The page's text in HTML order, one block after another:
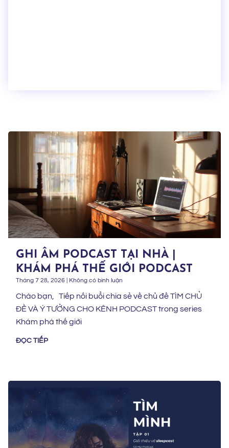
GHI ÂM PODCAST TẠI NHÀ |
KHÁM PHÁ THẾ GIỚI PODCAST
Tháng 7 28, 2026 Không có bình luận
Chào bạn, Tiếp nối buổi chia sẻ về chủ đề TÌM CHỦ
ĐỀ VÀ Ý TƯỞNG CHO KÊNH PODCAST trong series
Khám phá thế giới
ĐỌC TIẾP